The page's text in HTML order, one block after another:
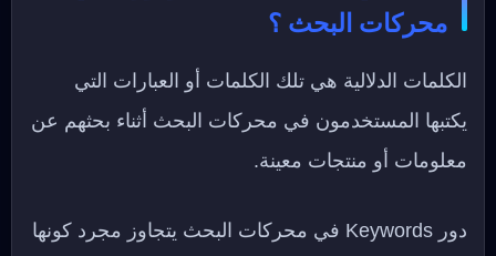
محركات البحث ؟
الكلمات الدلالية هي تلك الكلمات أو العبارات التي
يكتبها المستخدمون في محركات البحث أثناء بحثهم عن
معلومات أو منتجات معينة.
دور Keywords في محركات البحث يتجاوز مجرد كونها